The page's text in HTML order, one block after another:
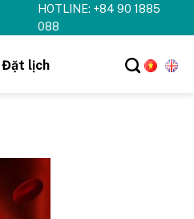
HOTLINE: +84 90 1885
088
Đặt lịch